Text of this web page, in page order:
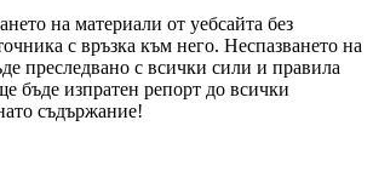
на материали от уебсайта без
с връзка към него. Неспазването на
преследвано с всички сили и правила
бъде изпратен репорт до всички
съдържание!